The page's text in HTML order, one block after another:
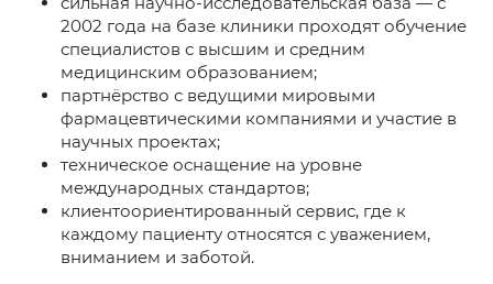
2002 года на базе клиники проходят обучение
специалистов с высшим и средним
медицинским образованием;
партнёрство с ведущими мировыми
фармацевтическими компаниями и участие в
научных проектах;
техническое оснащение на уровне
международных стандартов;
клиентоориентированный сервис, где к
каждому пациенту относятся с уважением,
вниманием и заботой.